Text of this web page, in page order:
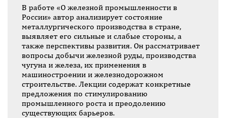
В работе «О железной промышленности в
России» автор анализирует состояние
металлургического производства в стране,
выявляет его сильные и слабые стороны, а
также перспективы развития. Он рассматривает
вопросы добычи железной руды, производства
чугуна и железа, их применения в
машиностроении и железнодорожном
строительстве. Лекции содержат конкретные
предложения по стимулированию
промышленного роста и преодолению
существующих барьеров.